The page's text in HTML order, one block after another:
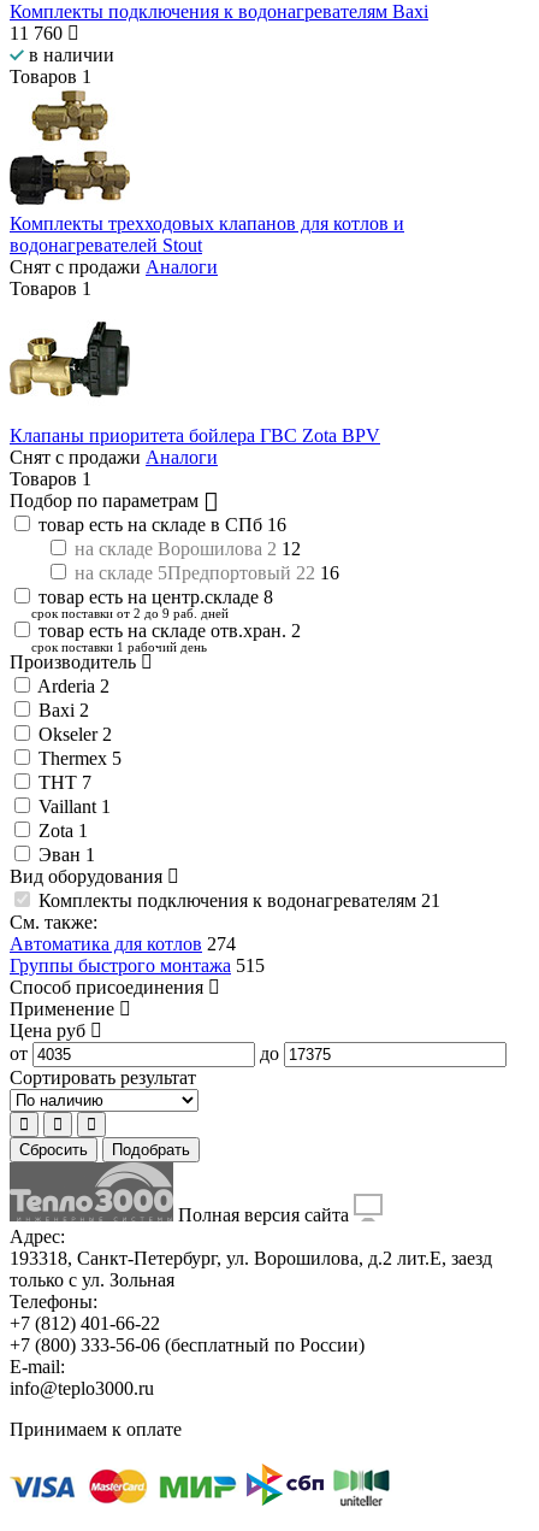
Комплекты подключения к водонагревателям Baxi
11 760
в наличии
Товаров 1
Комплекты трехходовых клапанов для котлов и
водонагревателей Stout
Снят с продажи Аналоги
Товаров 1
Клапаны приоритета бойлера ГВС Zota BPV
Снят с продажи Аналоги
Товаров 1
Подбор по параметрам
товар есть на складе в СПб 16
на складе Ворошилова 2 12
на складе 5Предпортовый 22 16
товар есть на центр.складе 8
срок поставки от 2 до 9 раб. дней
товар есть на складе отв.хран. 2
срок поставки 1 рабочий день
Производитель
Arderia 2
Baxi 2
Okseler 2
Thermex 5
THT 7
Vaillant 1
Zota 1
Эван 1
Вид оборудования
Комплекты подключения к водонагревателям 21
См. также:
Автоматика для котлов 274
Группы быстрого монтажа 515
Способ присоединения
Применение
Цена руб
от
до
Сортировать результат
Сбросить Подобрать
Полная версия сайта
Адрес:
193318, Санкт-Петербург, ул. Ворошилова, д.2 лит.Е, заезд
только с ул. Зольная
Телефоны:
+7 (812) 401-66-22
+7 (800) 333-56-06 (бесплатный по России)
E-mail:
info@teplo3000.ru
Принимаем к оплате